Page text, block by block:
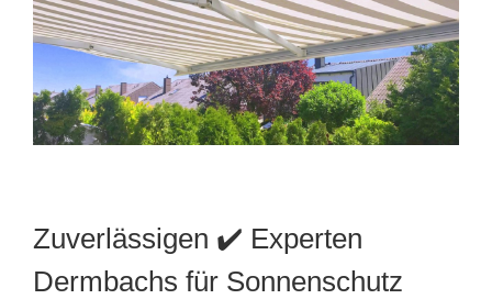
Zuverlässigen ✔️ Experten
Dermbachs für Sonnenschutz